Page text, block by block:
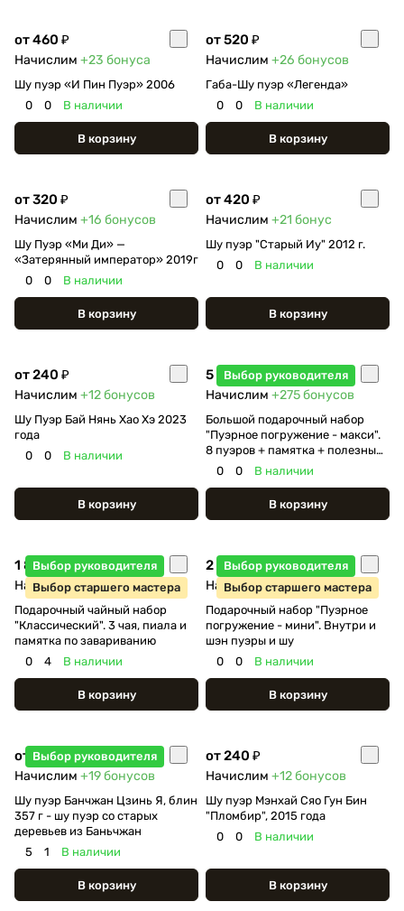
от 460 ₽
Начислим +23 бонуса
Шу пуэр «И Пин Пуэр» 2006
0
0 В наличии
В корзину
от 520 ₽
Начислим +26 бонусов
Габа-Шу пуэр «Легенда»
0
0 В наличии
В корзину
от 320 ₽
Начислим +16 бонусов
Шу Пуэр «Ми Ди» —
«Затерянный император» 2019г
0
0 В наличии
В корзину
от 420 ₽
Начислим +21 бонус
Шу пуэр "Старый Иу" 2012 г.
0
0 В наличии
В корзину
от 240 ₽
Начислим +12бонусов
Шу Пуэр Бай Нянь Хао Хэ 2023
года
0
0 В наличии
В корзину
Выбор руководителя
5 500 ₽
Начислим +275бонусов
Большой подарочный набор
"Пуэрное погружение - макси".
8 пуэров + памятка + полезный
батончик
0 0 В наличии
В корзину
Выбор руководителя
Выбор старшего мастера
1 800 ₽
Начислим+90 бонусов
Подарочный чайный набор
"Классический". 3 чая, пиала и
памятка по завариванию
0
4 В наличии
В корзину
Выбор руководителя
Выбор старшего мастера
2 350 ₽
Начислим+117бонусов
Подарочный набор "Пуэрное
погружение - мини". Внутри и
шэн пуэры и шу
0
0 В наличии
В корзину
Выбор руководителя
от 380 ₽
Начислим +19бонусов
Шу пуэр Банчжан Цзинь Я, блин
357 г - шу пуэр со старых
деревьев из Баньчжан
5
1 В наличии
В корзину
от 240 ₽
Начислим +12бонусов
Шу пуэр Мэнхай Сяо Гун Бин
"Пломбир", 2015 года
0
0 В наличии
В корзину